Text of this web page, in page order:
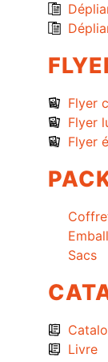
Flyer
Flyer
Flyer
Sacs
Livre